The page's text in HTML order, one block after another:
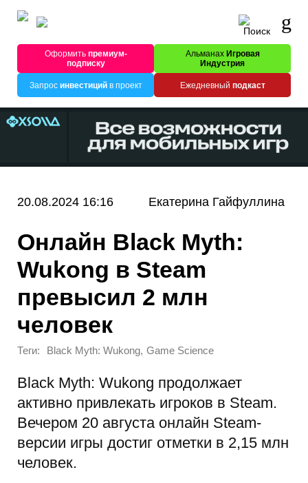
Оформитьпремиум-
подписку
Альманах Игровая
Индустрия
Запрос инвестицийв проект Ежедневный подкаст
20.08.2024 16:16 Екатерина Гайфуллина
Онлайн Black Myth:
Wukong в Steam
превысил 2 млн
человек
Теги: Black Myth: Wukong, Game Science
Black Myth: Wukong продолжает
активно привлекать игроков в Steam.
Вечером 20 августа онлайн Steam-
версии игры достиг отметки в 2,15 млн
человек.